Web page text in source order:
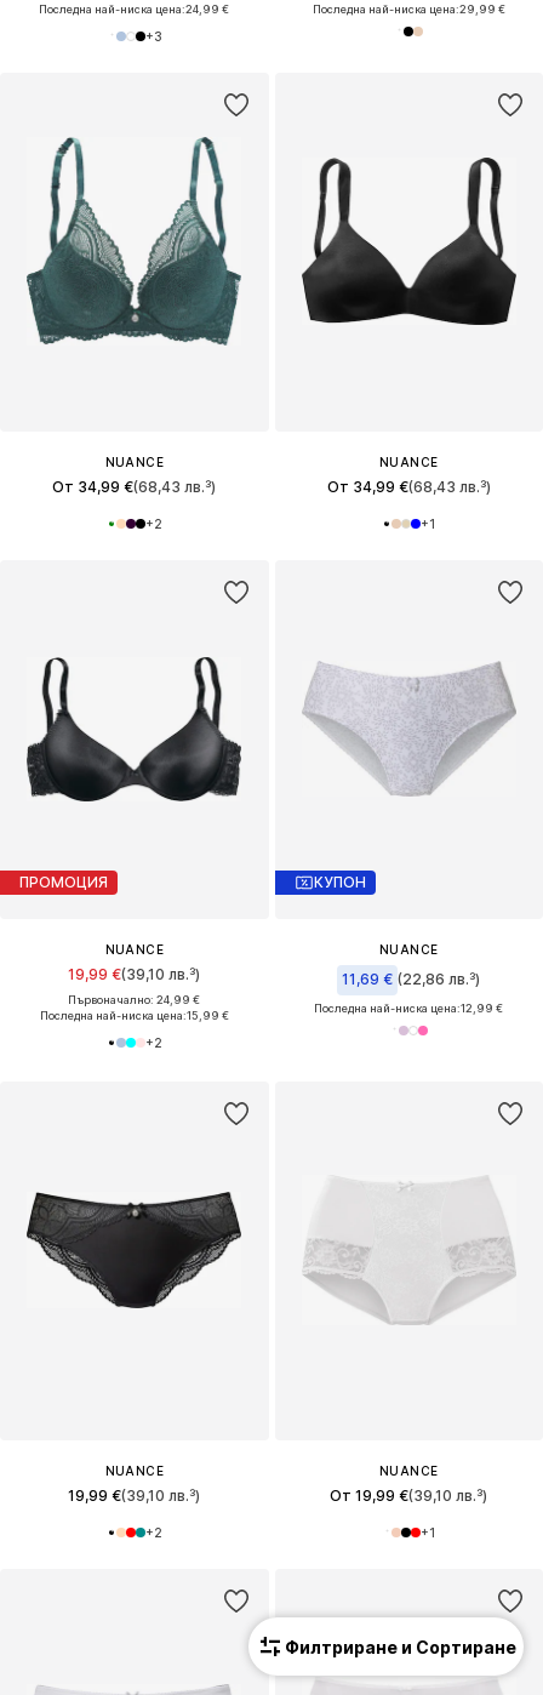
Последна най-ниска цена:24,99 €
+3
Последна най-ниска цена:29,99 €
NUANCE
От 34,99 €(68,43 лв.³)
+2
NUANCE
От 34,99 €(68,43 лв.³)
+1
ПРОМОЦИЯ
NUANCE
19,99 €(39,10 лв.³)
Първоначално: 24,99 €
Последна най-ниска цена:15,99 €
+2
КУПОН
NUANCE
11,69 € (22,86 лв.³)
Последна най-ниска цена:12,99 €
NUANCE
19,99 €(39,10 лв.³)
+2
NUANCE
От 19,99 €(39,10 лв.³)
+1
Филтриране и Сортиране